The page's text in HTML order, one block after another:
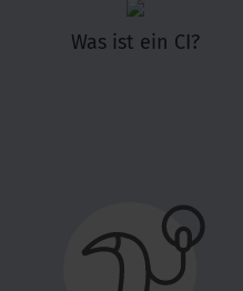
Was ist ein CI?